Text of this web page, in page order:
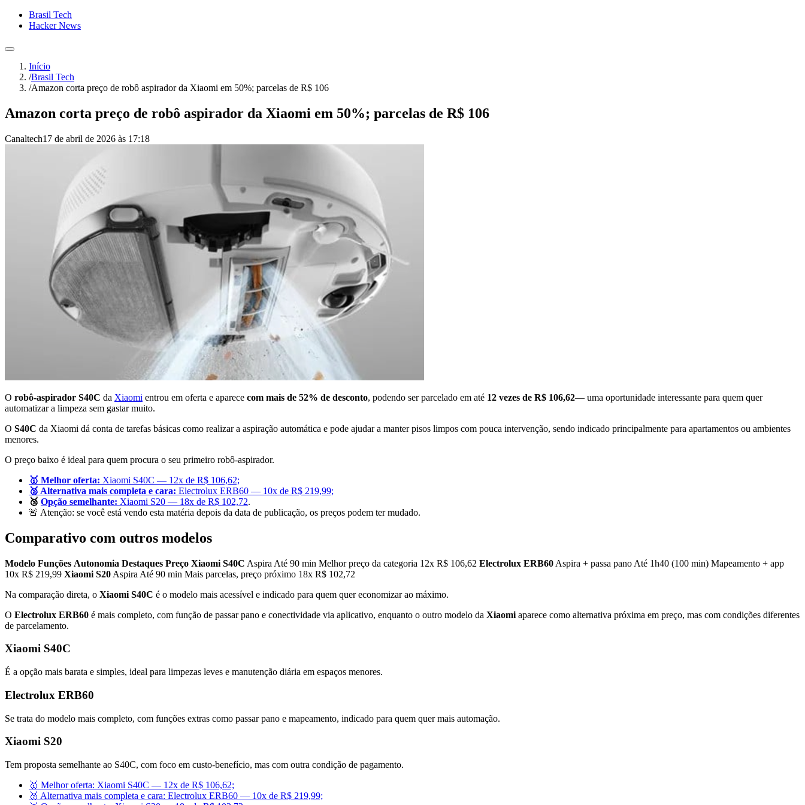
Brasil Tech
Hacker News
Início
/Brasil Tech
/Amazon corta preço de robô aspirador da Xiaomi em 50%; parcelas de R$ 106
Amazon corta preço de robô aspirador da Xiaomi em 50%; parcelas de R$ 106
Canaltech17 de abril de 2026 às 17:18
O robô-aspirador S40C da Xiaomi entrou em oferta e aparece com mais de 52% de desconto, podendo ser parcelado em até 12 vezes de R$ 106,62— uma oportunidade interessante para quem quer
automatizar a limpeza sem gastar muito.
O S40C da Xiaomi dá conta de tarefas básicas como realizar a aspiração automática e pode ajudar a manter pisos limpos com pouca intervenção, sendo indicado principalmente para apartamentos ou ambientes
menores.
O preço baixo é ideal para quem procura o seu primeiro robô-aspirador.
🥇 Melhor oferta: Xiaomi S40C — 12x de R$ 106,62;
🥈 Alternativa mais completa e cara: Electrolux ERB60 — 10x de R$ 219,99;
🥉 Opção semelhante: Xiaomi S20 — 18x de R$ 102,72.
🚨 Atenção: se você está vendo esta matéria depois da data de publicação, os preços podem ter mudado.
Comparativo com outros modelos
Modelo Funções Autonomia Destaques Preço Xiaomi S40C Aspira Até 90 min Melhor preço da categoria 12x R$ 106,62 Electrolux ERB60 Aspira + passa pano Até 1h40 (100 min) Mapeamento + app
10x R$ 219,99 Xiaomi S20 Aspira Até 90 min Mais parcelas, preço próximo 18x R$ 102,72
Na comparação direta, o Xiaomi S40C é o modelo mais acessível e indicado para quem quer economizar ao máximo.
O Electrolux ERB60 é mais completo, com função de passar pano e conectividade via aplicativo, enquanto o outro modelo da Xiaomi aparece como alternativa próxima em preço, mas com condições diferentes
de parcelamento.
Xiaomi S40C
É a opção mais barata e simples, ideal para limpezas leves e manutenção diária em espaços menores.
Electrolux ERB60
Se trata do modelo mais completo, com funções extras como passar pano e mapeamento, indicado para quem quer mais automação.
Xiaomi S20
Tem proposta semelhante ao S40C, com foco em custo-benefício, mas com outra condição de pagamento.
🥇 Melhor oferta: Xiaomi S40C — 12x de R$ 106,62;
🥈 Alternativa mais completa e cara: Electrolux ERB60 — 10x de R$ 219,99;